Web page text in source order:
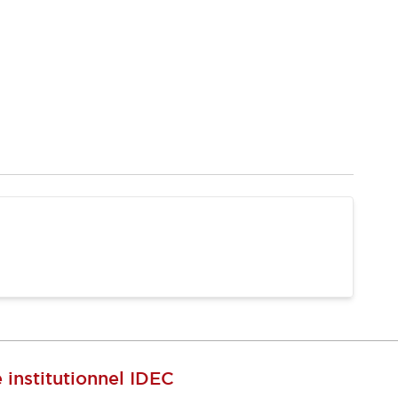
institutionnel IDEC